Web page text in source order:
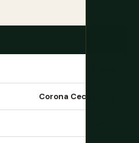
Corona Ceca (CZK)